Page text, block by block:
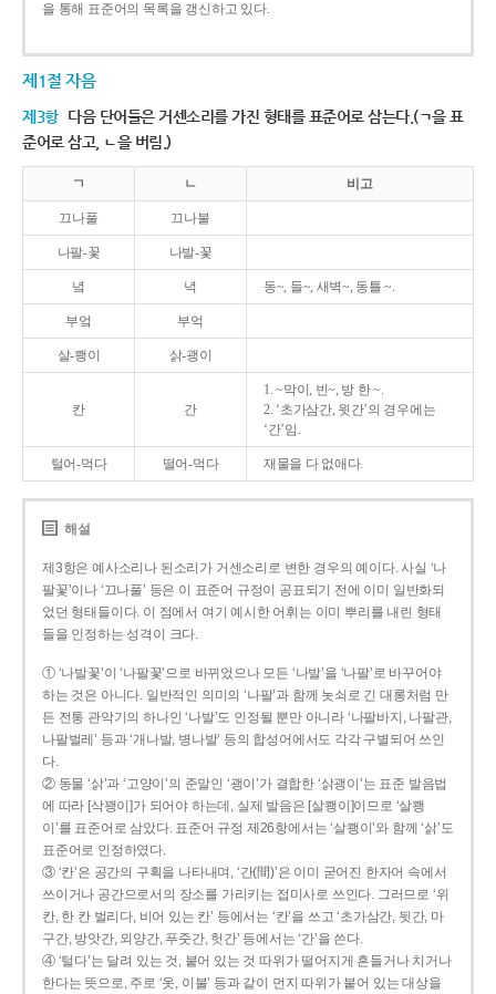
을 통해 표준어의 목록을 갱신하고 있다.
제1절 자음
제3항 다음 단어들은 거센소리를 가진 형태를 표준어로 삼는다.(ㄱ을 표
준어로 삼고, ㄴ을 버림.)
ㄱ ㄴ 비고
끄나풀 끄나불
나팔-꽃 나발-꽃
녘 녁 동~, 들~, 새벽~, 동틀 ~.
부엌 부억
살-쾡이 삵-괭이
칸 간
1. ~막이, 빈~, 방 한 ~.
2. ‘초가삼간, 윗간’의 경우에는
‘간’임.
털어-먹다 떨어-먹다 재물을 다 없애다.
해설
제3항은 예사소리나 된소리가 거센소리로 변한 경우의 예이다. 사실 ‘나
팔꽃’이나 ‘끄나풀’ 등은 이 표준어 규정이 공표되기 전에 이미 일반화되
었던 형태들이다. 이 점에서 여기 예시한 어휘는 이미 뿌리를 내린 형태
들을 인정하는 성격이 크다.
① ‘나발꽃’이 ‘나팔꽃’으로 바뀌었으나 모든 ‘나발’을 ‘나팔’로 바꾸어야
하는 것은 아니다. 일반적인 의미의 ‘나팔’과 함께 놋쇠로 긴 대롱처럼 만
든 전통 관악기의 하나인 ‘나발’도 인정될 뿐만 아니라 ‘나팔바지, 나팔관,
나팔벌레’ 등과 ‘개나발, 병나발’ 등의 합성어에서도 각각 구별되어 쓰인
다.
② 동물 ‘삵’과 ‘고양이’의 준말인 ‘괭이’가 결합한 ‘삵괭이’는 표준 발음법
에 따라 [삭꽹이]가 되어야 하는데, 실제 발음은 [살쾡이]이므로 ‘살쾡
이’를 표준어로 삼았다. 표준어 규정 제26항에서는 ‘살쾡이’와 함께 ‘삵’도
표준어로 인정하였다.
③ ‘칸’은 공간의 구획을 나타내며, ‘간(間)’은 이미 굳어진 한자어 속에서
쓰이거나 공간으로서의 장소를 가리키는 접미사로 쓰인다. 그러므로 ‘위
칸, 한 칸 벌리다, 비어 있는 칸’ 등에서는 ‘칸’을 쓰고 ‘초가삼간, 뒷간, 마
구간, 방앗간, 외양간, 푸줏간, 헛간’ 등에서는 ‘간’을 쓴다.
④ ‘털다’는 달려 있는 것, 붙어 있는 것 따위가 떨어지게 흔들거나 치거나
한다는 뜻으로, 주로 ‘옷, 이불’ 등과 같이 먼지 따위가 붙어 있는 대상을